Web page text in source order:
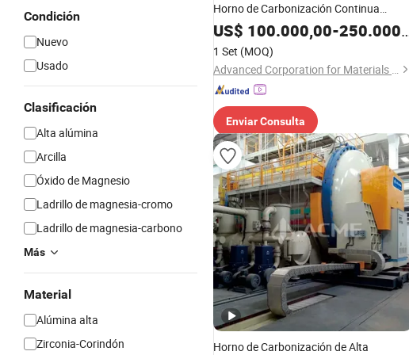
Condición
Nuevo
Usado
Clasificación
Alta alúmina
Arcilla
Óxido de Magnesio
Ladrillo de magnesia-cromo
Ladrillo de magnesia-carbono
Más
Material
Alúmina alta
Zirconia-Corindón
Horno de Carbonización Continua
Tratamiento de Carbonización a Alta
Temperatura
US$ 100.000,00-250.000,00
1 Set (MOQ)
Advanced Corporation for Materials & Equipments
Enviar Consulta
Horno de Carbonización de Alta